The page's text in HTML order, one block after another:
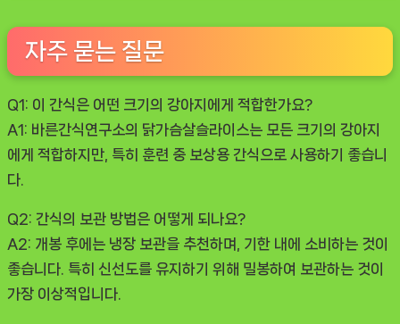
자주 묻는 질문
Q1: 이 간식은 어떤 크기의 강아지에게 적합한가요?
A1: 바른간식연구소의 닭가슴살슬라이스는 모든 크기의 강아지
에게 적합하지만, 특히 훈련 중 보상용 간식으로 사용하기 좋습니
다.
Q2: 간식의 보관 방법은 어떻게 되나요?
A2: 개봉 후에는 냉장 보관을 추천하며, 기한 내에 소비하는 것이
좋습니다. 특히 신선도를 유지하기 위해 밀봉하여 보관하는 것이
가장 이상적입니다.